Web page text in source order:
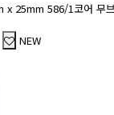
x 25mm 586/1코어 무
NEW